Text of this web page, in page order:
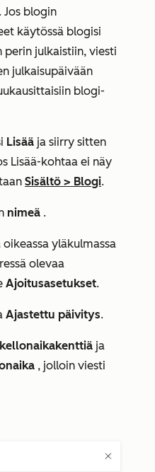
Jos blogin
käytössä blogisi
perin julkaistiin, viesti
julkaisupäivään
blogi-
Lisää ja siirry sitten
Lisää-kohtaa ei näy
Sisältö > Blogi.
nimeä .
yläkulmassa
olevaa
Ajoitusasetukset.
Ajastettu päivitys.
kellonaikakenttiä ja
, jolloin viesti